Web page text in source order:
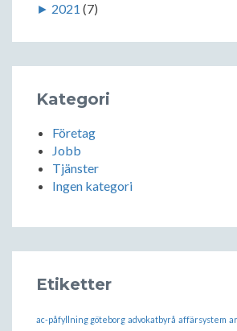
► 2021 (7)
Kategori
Företag
Jobb
Tjänster
Ingen kategori
Etiketter
ac-påfyllning göteborg advokatbyrå affärsystem